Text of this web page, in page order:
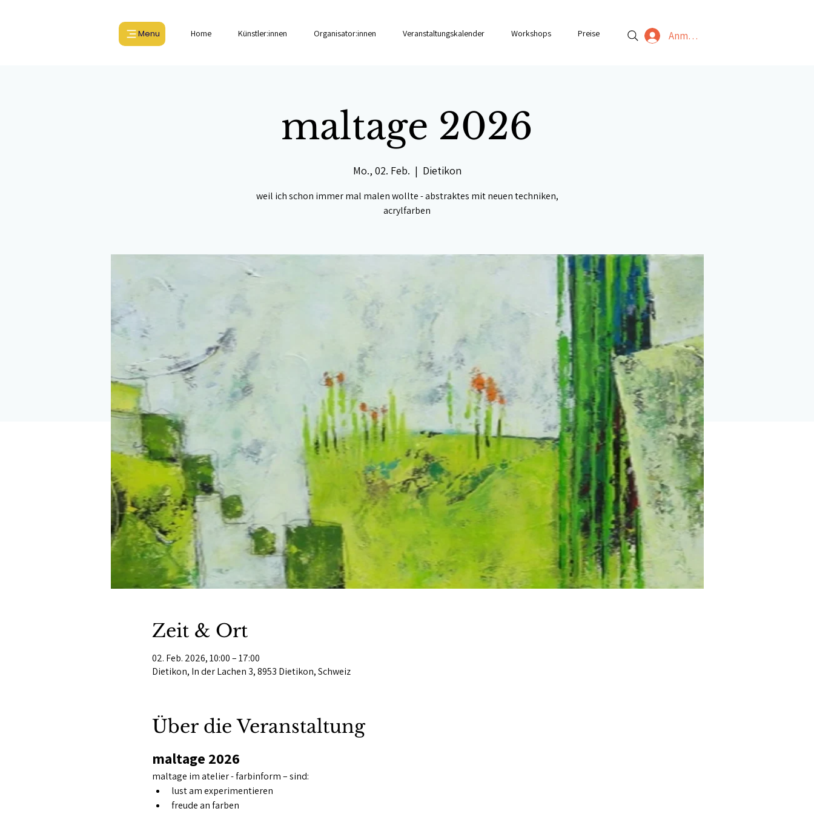
Menu Home Künstler:innen Organisator:innen Veranstaltungskalender Workshops Preise Anmelden
maltage 2026
Mo., 02. Feb.
  |
Dietikon
weil ich schon immer mal malen wollte - abstraktes mit neuen techniken,
acrylfarben
Zeit & Ort
02. Feb. 2026, 10:00 – 17:00
Dietikon, In der Lachen 3, 8953 Dietikon, Schweiz
Über die Veranstaltung
maltage 2026
maltage im atelier - farbinform – sind:
lust am experimentieren
freude an farben